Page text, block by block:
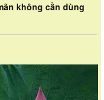
không cần dùng